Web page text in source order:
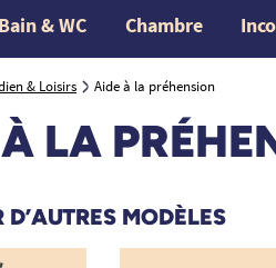
Bain & WC Chambre
& Loisirs Aide à la préhension
LA
D’AUTRES MODÈLES